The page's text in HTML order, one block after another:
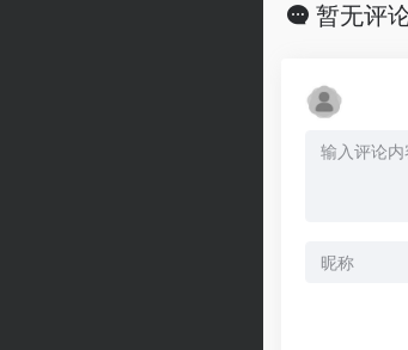
暂无评